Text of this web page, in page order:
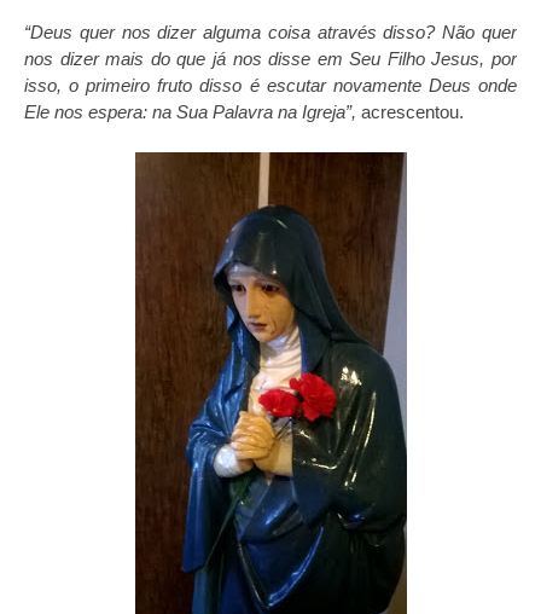
“Deus quer nos dizer alguma coisa através disso? Não quer
nos dizer mais do que já nos disse em Seu Filho Jesus, por
isso, o primeiro fruto disso é escutar novamente Deus onde
Ele nos espera: na Sua Palavra na Igreja”, acrescentou.